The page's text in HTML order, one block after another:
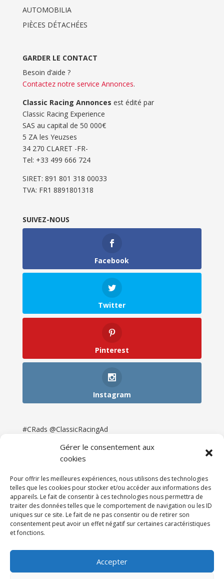
Gérer le consentement aux
cookies
Pour offrir les meilleures expériences, nous utilisons des technologies
telles que les cookies pour stocker et/ou accéder aux informations des
appareils. Le fait de consentir à ces technologies nous permettra de
traiter des données telles que le comportement de navigation ou les ID
uniques sur ce site. Le fait de ne pas consentir ou de retirer son
consentement peut avoir un effet négatif sur certaines caractéristiques
et fonctions.
Accepter
AUTOMOBILIA
PIÈCES DÉTACHÉES
GARDER LE CONTACT
Besoin d’aide ?
Contactez notre service Annonces.
Classic Racing Annonces est édité par
Classic Racing Experience
SAS au capital de 50 000€
5 ZA les Yeuzses
34 270 CLARET -FR-
Tel: ‭+33 499 666 724‬
SIRET: 891 801 318 00033
TVA: FR1 8891801318
SUIVEZ-NOUS
Facebook
Twitter
Pinterest
Instagram
#CRads @ClassicRacingAd
Newsletter & Presse
Partenaires
Tarifs
Espace Client